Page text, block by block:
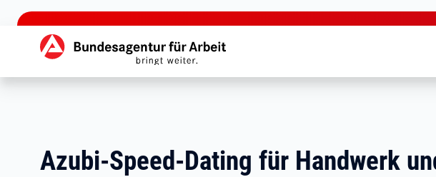
zu den Hauptinhalten springen
Hauptnavigation
Azubi-Speed-Dating für Handwerk